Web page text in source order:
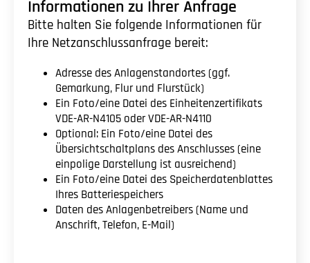
Informationen zu Ihrer Anfrage
Bitte halten Sie folgende Informationen für
Ihre Netzanschlussanfrage bereit:
Adresse des Anlagenstandortes (ggf.
Gemarkung, Flur und Flurstück)
Ein Foto/eine Datei des Einheitenzertifikats
VDE-AR-N4105 oder VDE-AR-N4110
Optional: Ein Foto/eine Datei des
Übersichtschaltplans des Anschlusses (eine
einpolige Darstellung ist ausreichend)
Ein Foto/eine Datei des Speicherdatenblattes
Ihres Batteriespeichers
Daten des Anlagenbetreibers (Name und
Anschrift, Telefon, E-Mail)